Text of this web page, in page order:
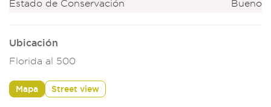
Estado de Conservación
Bueno
Ubicación
Florida al 500
Mapa Street view